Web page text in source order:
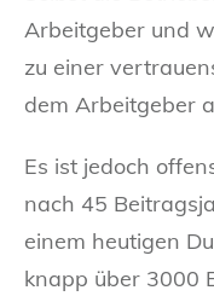
Arbeitgeber und
zu einer
dem Arbeitgeber
Es ist jedoch
nach 45
einem heutigen
knapp über 3000